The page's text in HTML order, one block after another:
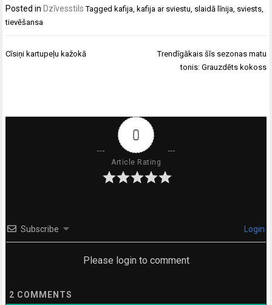
Posted in Dzīvesstils Taggedkafija ,kafija ar sviestu slaidā līnija sviests
tievēšansa
Ziņu
Cīsiņi kartupeļu kažokā
Trendīgākais šīs sezonas matu
tonis: Grauzdēts kokoss
0
Article Rating
Subscribe Login
Please login to comment
2 COMMENTS